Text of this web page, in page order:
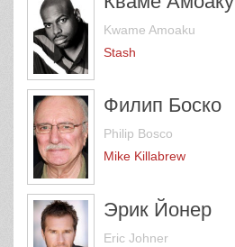
Kwame Amoaku
Stash
Филип Боско
Philip Bosco
Mike Killabrew
Эрик Йонер
Eric Johner